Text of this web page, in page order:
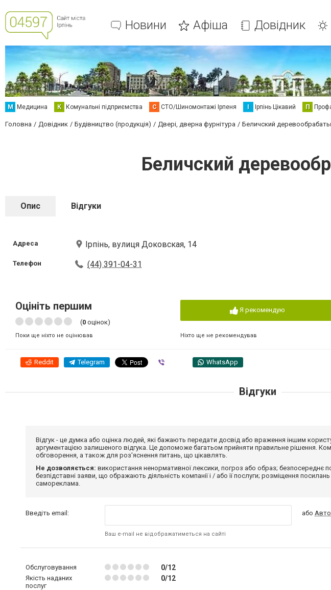
Новини Афіша Довідник
М Медицина К Комунальні підприємства С СТО/Шиномонтажі Ірпеня І Ірпінь Цікавий П
Головна Довідник Будівництво (продукція) Двері, дверна фурнітура Беличский
Беличский
Опис Відгуки
Адреса Ірпінь, вулиця Доковская, 14
Телефон (44) 391-04-31
Оцініть першим
(0 оцінок)
Поки ще ніхто не оцінював
Я рекомендую
Ніхто ще не рекомендував
Reddit Telegram WhatsApp
Відгуки
Відгук - це думка або оцінка людей, які бажають передати досвід або враження іншим
аргументацією залишеного відгука. Це допоможе багатьом прийняти правильне рішення.
обговорення, а також для роз'яснення питань, що цікавлять.
Не дозволяється: використання ненормативної лексики, погроз або образ; безпосереднє
безпідставні заяви, що ображають діяльність компанії і / або її послуги; розміщення
самореклама.
Введіть email:
Ваш e-mail не відображатиметься на сайті
або
Обслуговування 0/12
Якість наданих
послуг
0/12